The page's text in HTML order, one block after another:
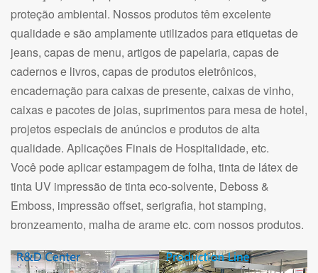
proteção ambiental. Nossos produtos têm excelente
qualidade e são amplamente utilizados para etiquetas de
jeans, capas de menu, artigos de papelaria, capas de
cadernos e livros, capas de produtos eletrônicos,
encadernação para caixas de presente, caixas de vinho,
caixas e pacotes de joias, suprimentos para mesa de hotel,
projetos especiais de anúncios e produtos de alta
qualidade. Aplicações Finais de Hospitalidade, etc.
Você pode aplicar estampagem de folha, tinta de látex de
tinta UV impressão de tinta eco-solvente, Deboss &
Emboss, impressão offset, serigrafia, hot stamping,
bronzeamento, malha de arame etc. com nossos produtos.